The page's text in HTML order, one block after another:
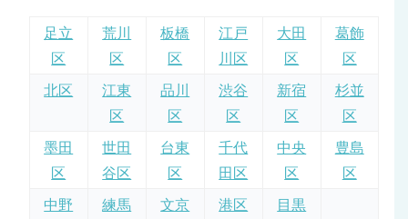
足立
区
荒川
区
板橋
区
江戸
川区
大田
区
葛飾
区
北区
江東
区
品川
区
渋谷
区
新宿
区
杉並
区
墨田
区
世田
谷区
台東
区
千代
田区
中央
区
豊島
区
中野
練馬
文京
港区
目黒